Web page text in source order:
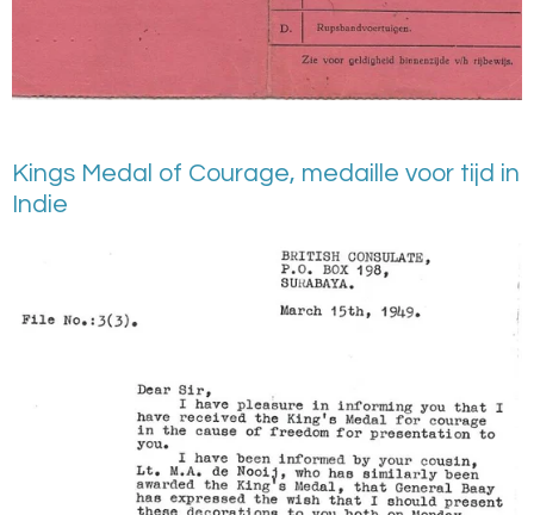
Kings Medal of Courage, medaille voor tijd in
Indie